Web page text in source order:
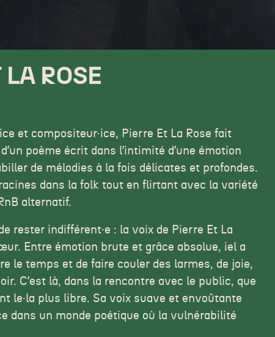
ROSE
et compositeur·ice, Pierre Et La Rose fait
poème écrit dans lʼintimité dʼune émotion
de mélodies à la fois délicates et profondes.
dans la folk tout en flirtant avec la variété
alternatif.
rester indifférent·e : la voix de Pierre Et La
Entre émotion brute et grâce absolue, iel a
le temps et de faire couler des larmes, de joie,
Cʼest là, dans la rencontre avec le public, que
le·la plus libre. Sa voix suave et envoûtante
dans un monde poétique où la vulnérabilité